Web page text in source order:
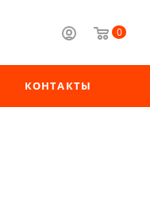
0
КОНТАКТЫ